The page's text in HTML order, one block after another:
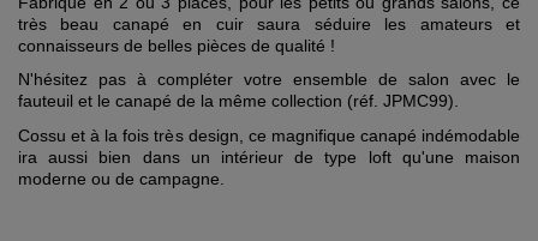
très beau canapé en cuir saura séduire les amateurs et
connaisseurs de belles pièces de qualité !
N'hésitez pas à compléter votre ensemble de salon avec le
fauteuil et le canapé de la même collection (réf. JPMC99).
Cossu et à la fois très design, ce magnifique canapé indémodable
ira aussi bien dans un intérieur de type loft qu'une maison
moderne ou de campagne.